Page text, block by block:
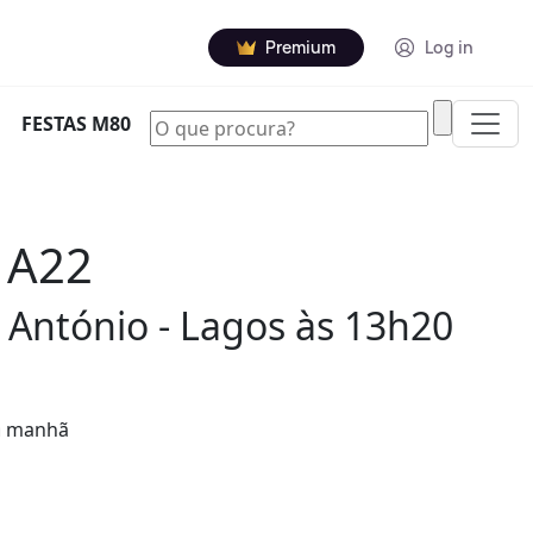
Premium Log in
FESTAS M80
- Lagos às 13h20
manhã